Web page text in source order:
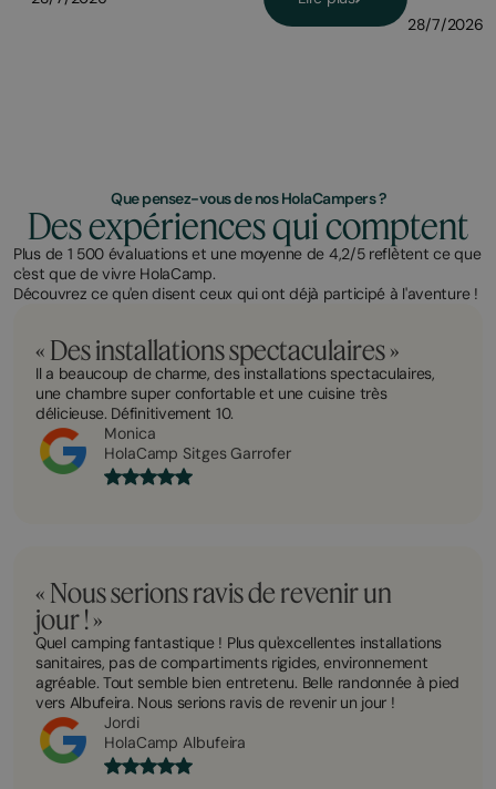
28/7/2026
Que pensez-vous de nos HolaCampers ?
Des expériences qui comptent
Plus de 1 500 évaluations et une moyenne de 4,2/5 reflètent ce que
c'est que de vivre HolaCamp.
Découvrez ce qu'en disent ceux qui ont déjà participé à l'aventure !
« Des installations spectaculaires »
Il a beaucoup de charme, des installations spectaculaires,
une chambre super confortable et une cuisine très
délicieuse. Définitivement 10.
Monica
HolaCamp Sitges Garrofer
« Nous serions ravis de revenir un
jour ! »
Quel camping fantastique ! Plus qu'excellentes installations
sanitaires, pas de compartiments rigides, environnement
agréable. Tout semble bien entretenu. Belle randonnée à pied
vers Albufeira. Nous serions ravis de revenir un jour !
Jordi
HolaCamp Albufeira